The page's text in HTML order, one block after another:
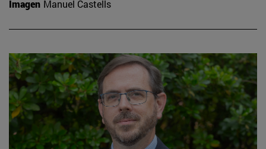
Imagen Manuel Castells